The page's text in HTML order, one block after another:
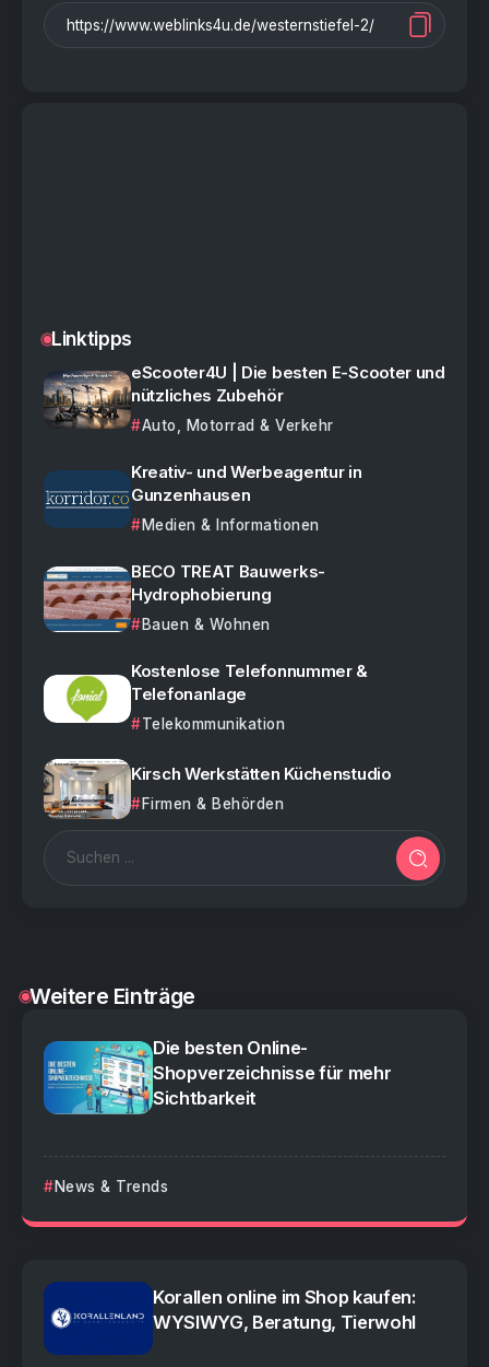
Linktipps
eScooter4U | Die besten E-Scooter und
nützliches Zubehör
Auto, Motorrad & Verkehr
Kreativ- und Werbeagentur in
Gunzenhausen
Medien & Informationen
BECO TREAT Bauwerks-
Hydrophobierung
Bauen & Wohnen
Kostenlose Telefonnummer &
Telefonanlage
Telekommunikation
Kirsch Werkstätten Küchenstudio
Firmen & Behörden
Weitere Einträge
Die besten Online-
Shopverzeichnisse für mehr
Sichtbarkeit
News & Trends
Korallen online im Shop kaufen:
WYSIWYG, Beratung, Tierwohl